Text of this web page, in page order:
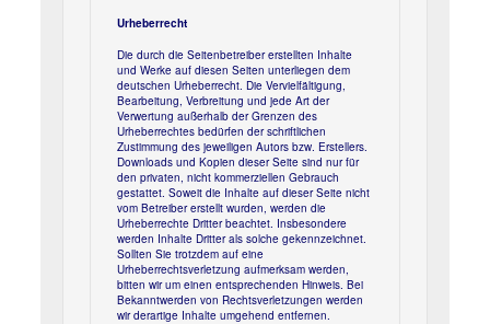
Urheberrecht
Die durch die Seitenbetreiber erstellten Inhalte
und Werke auf diesen Seiten unterliegen dem
deutschen Urheberrecht. Die Vervielfältigung,
Bearbeitung, Verbreitung und jede Art der
Verwertung außerhalb der Grenzen des
Urheberrechtes bedürfen der schriftlichen
Zustimmung des jeweiligen Autors bzw. Erstellers.
Downloads und Kopien dieser Seite sind nur für
den privaten, nicht kommerziellen Gebrauch
gestattet. Soweit die Inhalte auf dieser Seite nicht
vom Betreiber erstellt wurden, werden die
Urheberrechte Dritter beachtet. Insbesondere
werden Inhalte Dritter als solche gekennzeichnet.
Sollten Sie trotzdem auf eine
Urheberrechtsverletzung aufmerksam werden,
bitten wir um einen entsprechenden Hinweis. Bei
Bekanntwerden von Rechtsverletzungen werden
wir derartige Inhalte umgehend entfernen.